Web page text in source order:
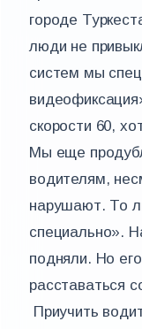
городе
люди не
систем мы
скорости 60,
Мы еще
водителям,
нарушают. То
специально».
подняли. Но
расставаться
Приучить